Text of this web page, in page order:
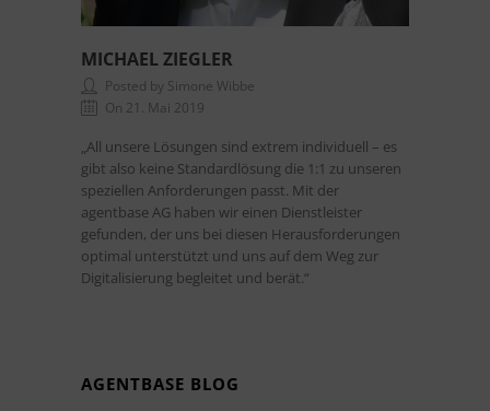
MICHAEL ZIEGLER
Posted by Simone Wibbe
On 21. Mai 2019
„All unsere Lösungen sind extrem individuell – es
gibt also keine Standardlösung die 1:1 zu unseren
speziellen Anforderungen passt. Mit der
agentbase AG haben wir einen Dienstleister
gefunden, der uns bei diesen Herausforderungen
optimal unterstützt und uns auf dem Weg zur
Digitalisierung begleitet und berät.“
AGENTBASE BLOG